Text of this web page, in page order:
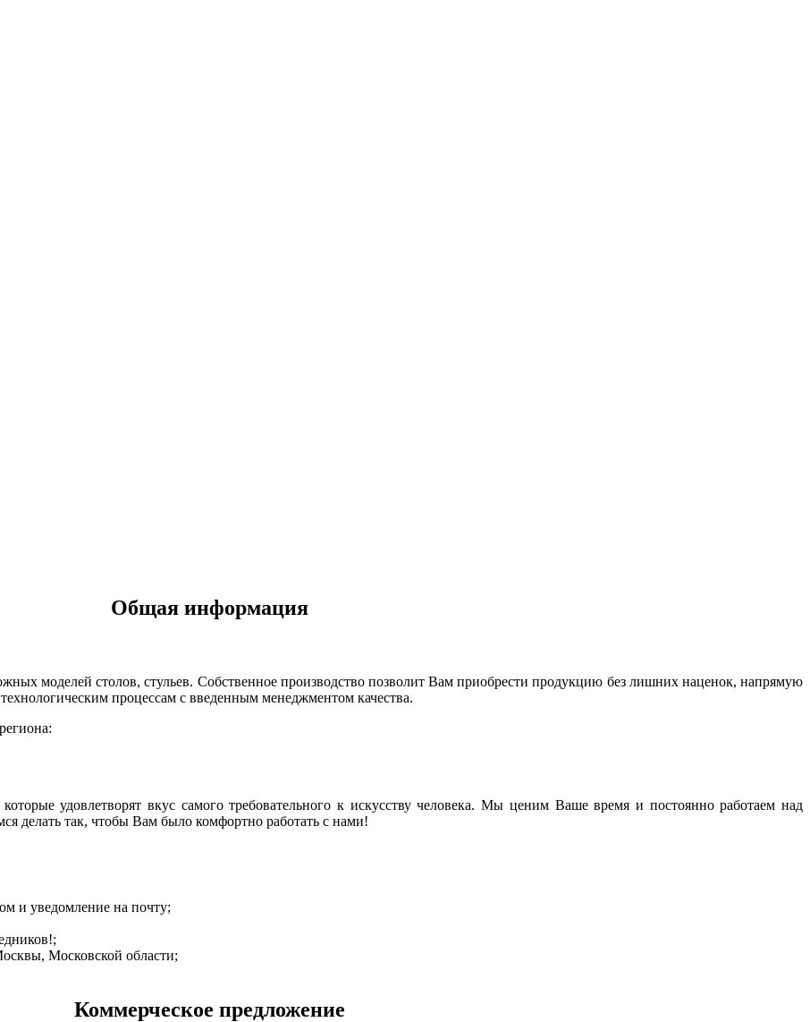
Общая информация
моделей столов, стульев. Собственное производство позволит Вам приобрести продукцию без лишних наценок, напрямую
процессам с введенным менеджментом качества.
удовлетворят вкус самого требовательного к искусству человека. Мы ценим Ваше время и постоянно работаем над
делать так, чтобы Вам было комфортно работать с нами!
и уведомление на почту;
Московской области;
Коммерческое предложение